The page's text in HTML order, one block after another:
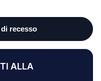
ALLA